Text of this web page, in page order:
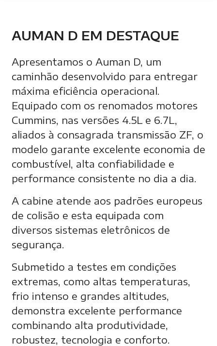
AUMAN D EM DESTAQUE
Apresentamos o Auman D, um
caminhão desenvolvido para entregar
máxima eficiência operacional.
Equipado com os renomados motores
Cummins, nas versões 4.5L e 6.7L,
aliados à consagrada transmissão ZF, o
modelo garante excelente economia de
combustível, alta confiabilidade e
performance consistente no dia a dia.
A cabine atende aos padrões europeus
de colisão e esta equipada com
diversos sistemas eletrônicos de
segurança.
Submetido a testes em condições
extremas, como altas temperaturas,
frio intenso e grandes altitudes,
demonstra excelente performance
combinando alta produtividade,
robustez, tecnologia e conforto.